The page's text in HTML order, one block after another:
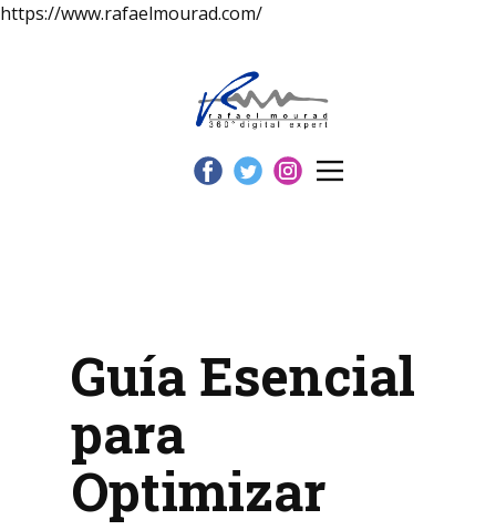
https://www.rafaelmourad.com/
Guía Esencial
para
Optimizar